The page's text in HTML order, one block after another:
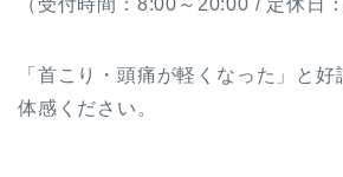
（受付時間：8:00～20:00 / 定休日
「首こり・頭痛が軽くなった」と
体感ください。